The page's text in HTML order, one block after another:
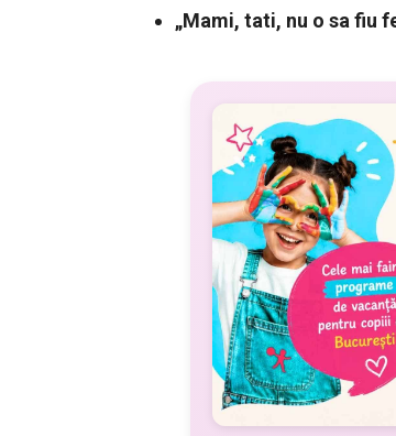
„Mami, tati, nu o sa fiu